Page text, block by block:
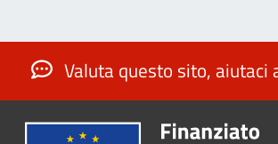
Valuta questo sito, aiutaci